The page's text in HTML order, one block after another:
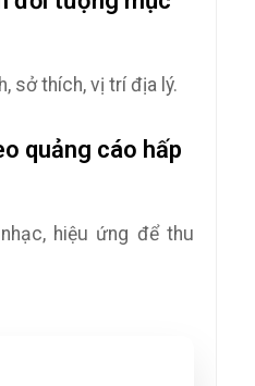
sở thích, vị trí địa lý.
quảng cáo hấp
hiệu ứng để thu